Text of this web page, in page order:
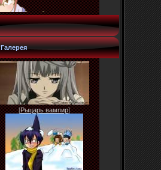
Галерея
[Рыцарь вампир]